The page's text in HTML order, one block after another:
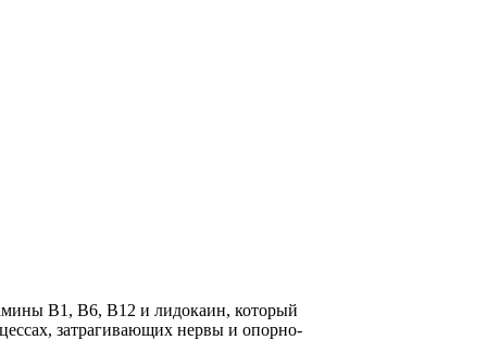
В1, В6, В12 и лидокаин, который
затрагивающих нервы и опорно-